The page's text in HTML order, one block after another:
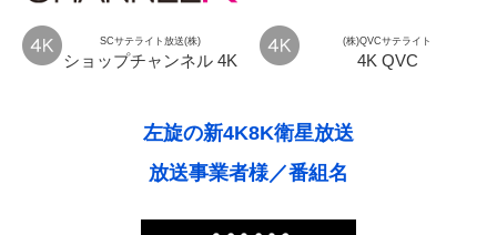
SCサテライト放送(株)
ショップチャンネル 4K
(株)QVCサテライト
4K QVC
左旋の新4K8K衛星放送
放送事業者様／番組名